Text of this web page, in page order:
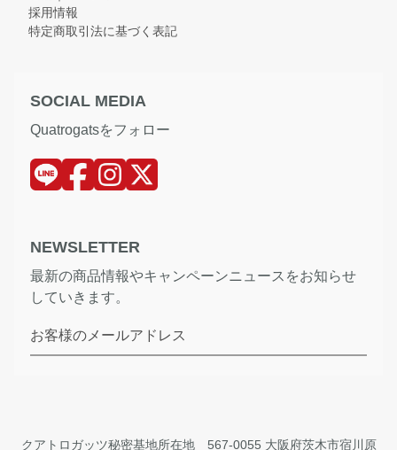
採用情報
特定商取引法に基づく表記
SOCIAL MEDIA
Quatrogatsをフォロー
NEWSLETTER
最新の商品情報やキャンペーンニュースをお知らせ
していきます。
お客様のメールアドレス
クアトロガッツ秘密基地所在地 567-0055 大阪府茨木市宿川原